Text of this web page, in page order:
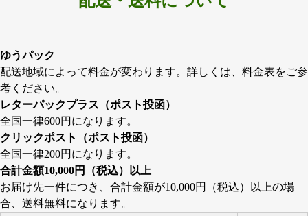
ゆうパック
配送地域によって料金が変わります。詳しくは、料金表をご参
考ください。
レターパックプラス（ポスト投函）
全国一律600円になります。
クリックポスト（ポスト投函）
全国一律200円になります。
合計金額10,000円（税込）以上
お届け先一件につき、合計金額が10,000円（税込）以上の場
合、送料無料になります。